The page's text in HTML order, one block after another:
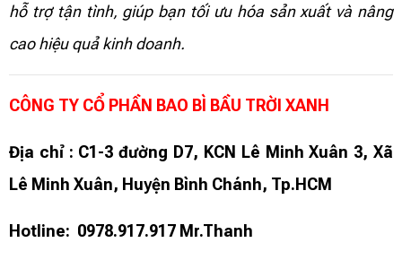
hỗ trợ tận tình, giúp bạn tối ưu hóa sản xuất và nâng
cao hiệu quả kinh doanh.
CÔNG TY CỔ PHẦN BAO BÌ BẦU TRỜI XANH
Địa chỉ : C1-3 đường D7, KCN Lê Minh Xuân 3, Xã
Lê Minh Xuân, Huyện Bình Chánh, Tp.HCM
Hotline: 0978.917.917 Mr.Thanh